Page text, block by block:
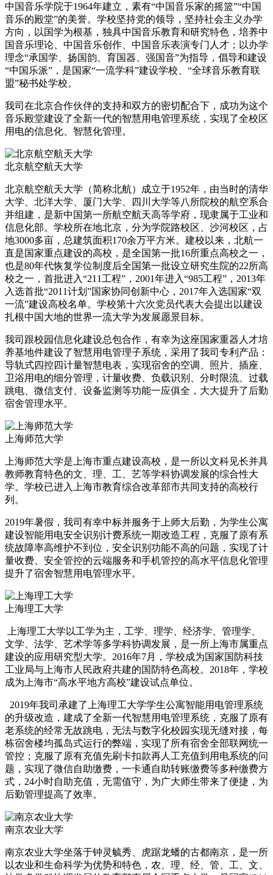
中国音乐学院于1964年建立，素有“中国音乐家的摇篮”“中国
音乐的殿堂”的美誉。学校坚持党的领导，坚持社会主义办学
方向，以国学为根基，独具中国音乐教育和研究特色，培养中
国音乐理论、中国音乐创作、中国音乐表演专门人才；以办学
理念“承国学、扬国韵、育国器、强国音”为指导，倡导和建设
“中国乐派”，是国家“一流学科”建设学校、“全球音乐教育联
盟”秘书处学校。
我司在北京合作伙伴的支持和双方的密切配合下，成功为这个
音乐殿堂建设了全新一代的智慧用电管理系统，实现了全校区
用电的信息化、智慧化管理。
北京航空航天大学
北京航空航天大学（简称北航）成立于1952年，由当时的清华
大学、北洋大学、厦门大学、四川大学等八所院校的航空系合
并组建，是新中国第一所航空航天高等学府，现隶属于工业和
信息化部。学校所在地北京，分为学院路校区、沙河校区，占
地3000多亩，总建筑面积170余万平方米。建校以来，北航一
直是国家重点建设的高校，是全国第一批16所重点高校之一，
也是80年代恢复学位制度后全国第一批设立研究生院的22所高
校之一，首批进入“211工程”，2001年进入“985工程”，2013年
入选首批“2011计划”国家协同创新中心，2017年入选国家“双
一流”建设高校名单。学校第十六次党员代表大会提出以建设
扎根中国大地的世界一流大学为发展愿景目标。
我司跟校园信息化建设总包合作，有幸为这座国家重器人才培
养基地件建设了智慧用电管理子系统，采用了我司专利产品：
导轨式四控四计量智慧电表，实现宿舍的空调、照片、插座、
卫浴用电的细分管理，计量收费、负载识别、分时限流、过载
跳电、微信支付、设备监测等功能一应俱全，大大提升了后勤
宿舍管理水平。
上海师范大学
上海师范大学是上海市重点建设高校，是一所以文科见长并具
教师教育特色的文、理、工、艺等学科协调发展的综合性大
学。学校已进入上海市教育综合改革部市共同支持的高校行
列。
2019年暑假，我司有幸中标并服务于上师大后勤，为学生公寓
建设智能用电安全识别计费系统一期改造工程，克服了原有系
统故障率高维护不到位，安全识别功能不高的问题，实现了计
量收费、安全管控的云端服务和手机管控的高水平信息化管理
提升了宿舍智慧用电管理水平。
上海理工大学
上海理工大学以工学为主，工学、理学、经济学、管理学、
文学、法学、艺术学等多学科协调发展，是一所上海市属重点
建设的应用研究型大学。2016年7月，学校成为国家国防科技
工业局与上海市人民政府共建的国防特色高校。2018年，学校
成为上海市“高水平地方高校”建设试点单位。
2019年我司承建了上海理工大学学生公寓智能用电管理系统
的升级改造，建成了全新一代智慧用电管理系统，克服了原有
老系统的经常无故跳电，无法与数字化校园实现无缝对接，每
栋宿舍楼均孤岛式运行的弊端，实现了所有宿舍全部联网统一
管控；克服了原有充值先刷卡扣款再人工充值到用电系统的问
题，实现了微信自助缴费，一卡通自助转账缴费等多种缴费方
式，24小时自助充值，无需值守，为广大师生带来了便捷，为
后勤管理提高了效率。
南京农业大学
南京农业大学坐落于钟灵毓秀、虎踞龙蟠的古都南京，是一所
以农业和生命科学为优势和特色，农、理、经、管、工、文、